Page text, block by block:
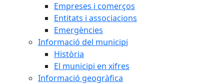
Empreses i comerços
Entitats i associacions
Emergències
Informació del municipi
Història
El municipi en xifres
Informació geogràfica